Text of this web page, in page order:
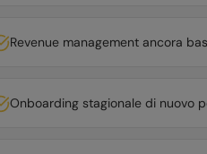
Revenue management ancora
Onboarding stagionale di nuovo